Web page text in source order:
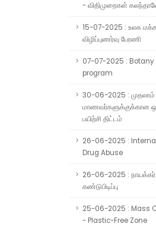
- விதிமுறைகள்
15-07-2025 : உலக
விழிப்புணர்வு பேரணி
07-07-2025 :
program
30-06-2025 :
மாணவர்களுக்குக்கான
பயிற்சி திட்டம்
26-06-2025 :
Drug Abuse
26-06-2025 :
கண்டுபிடிப்பு
25-06-2025 : Mass
- Plastic-Free Zone